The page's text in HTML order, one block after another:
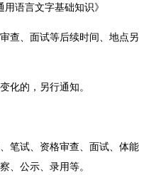
语言文字基础知识》
查、面试等后续时间、地点另
化的，另行通知。
笔试、资格审查、面试、体能
、公示、录用等。